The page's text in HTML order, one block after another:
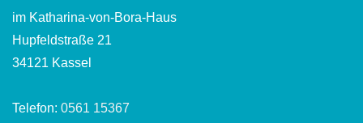
im Katharina-von-Bora-Haus
Hupfeldstraße 21
34121 Kassel
Telefon: 0561 15367